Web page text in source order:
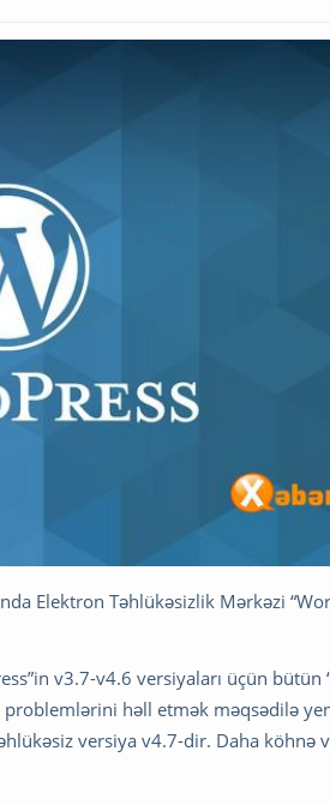
Elektron Təhlükəsizlik Mərkəzi
v3.7-v4.6 versiyaları üçün bütün
həll etmək məqsədilə
versiya v4.7-dir. Daha köhnə